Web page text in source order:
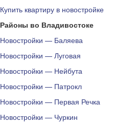
Купить квартиру в новостройке
Районы во Владивостоке
Новостройки — Баляева
Новостройки — Луговая
Новостройки — Нейбута
Новостройки — Патрокл
Новостройки — Первая Речка
Новостройки — Чуркин